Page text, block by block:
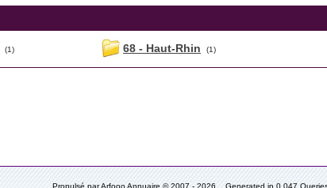
(1) 68 - Haut-Rhin (1)
Propulsé par Arfooo Annuaire © 2007 - 2026 Generated in 0.047